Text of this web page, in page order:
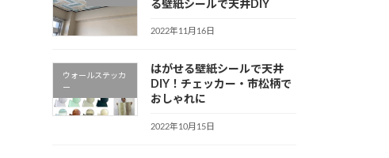
る壁紙シールで天井DIY
2022年11月16日
ウォールステッカ
ー
はがせる壁紙シールで天井
DIY！チェッカー・市松柄で
おしゃれに
2022年10月15日